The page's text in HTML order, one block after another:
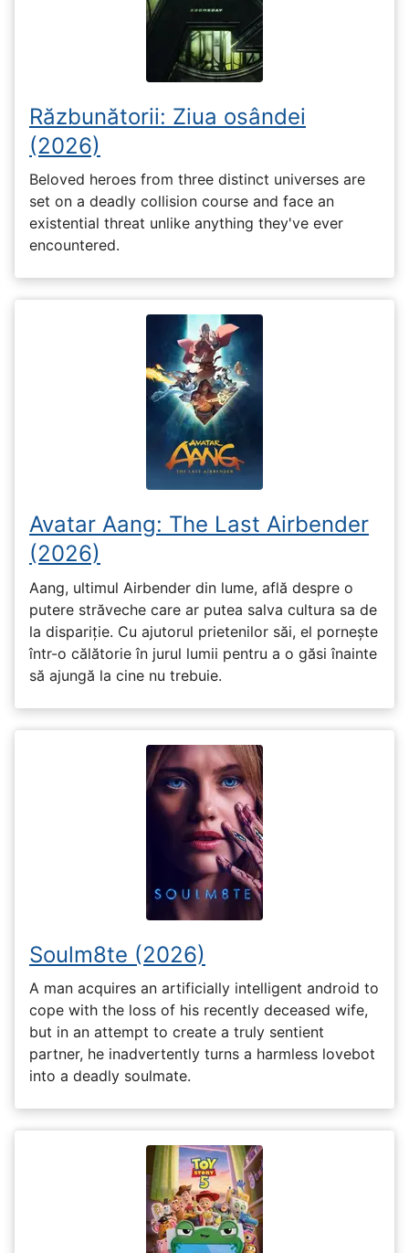
Răzbunătorii: Ziua osândei
(2026)
Beloved heroes from three distinct universes are
set on a deadly collision course and face an
existential threat unlike anything they've ever
encountered.
Avatar Aang: The Last Airbender
(2026)
Aang, ultimul Airbender din lume, află despre o
putere străveche care ar putea salva cultura sa de
la dispariție. Cu ajutorul prietenilor săi, el pornește
într-o călătorie în jurul lumii pentru a o găsi înainte
să ajungă la cine nu trebuie.
Soulm8te (2026)
A man acquires an artificially intelligent android to
cope with the loss of his recently deceased wife,
but in an attempt to create a truly sentient
partner, he inadvertently turns a harmless lovebot
into a deadly soulmate.